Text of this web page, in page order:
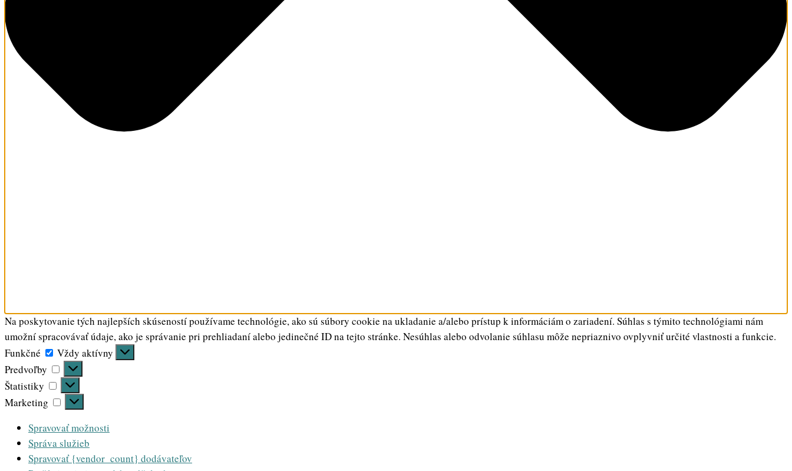
Na poskytovanie tých najlepších skúseností používame technológie, ako sú súbory cookie na ukladanie a/alebo prístup k informáciám o zariadení. Súhlas s týmito technológiami nám
umožní spracovávať údaje, ako je správanie pri prehliadaní alebo jedinečné ID na tejto stránke. Nesúhlas alebo odvolanie súhlasu môže nepriaznivo ovplyvniť určité vlastnosti a funkcie.
Funkčné
Funkčné
Vždy aktívny
Predvoľby
Predvoľby
Štatistiky
Štatistiky
Marketing
Marketing
Spravovať možnosti
Správa služieb
Spravovať {vendor_count} dodávateľov